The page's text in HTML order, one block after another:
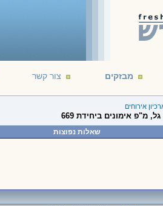
מבזקים צור קשר
אירוחים
מ"פ אימונים ביחידת 669
שאלות נפוצות